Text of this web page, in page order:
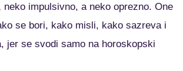
impulsivno, a neko oprezno. One
se bori, kako misli, kako sazreva i
jer se svodi samo na horoskopski